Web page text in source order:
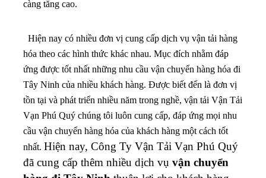
càng tăng cao.
Hiện nay có nhiều đơn vị cung cấp dịch vụ vận tải hàng
hóa theo các hình thức khác nhau. Mục đích nhằm đáp
ứng được tốt nhất những nhu cầu vận chuyển hàng hóa đi
Tây Ninh của nhiều khách hàng. Được biết đến là đơn vị
tồn tại và phát triển nhiều năm trong nghề, vận tải Vận Tải
Vạn Phú Quý chúng tôi luôn cung cấp, đáp ứng mọi nhu
cầu vận chuyển hàng hóa của khách hàng một cách tốt
nhất. Hiện nay, Công Ty Vận Tải Vạn Phú Quý
đã cung cấp thêm nhiều dịch vụ vận chuyển